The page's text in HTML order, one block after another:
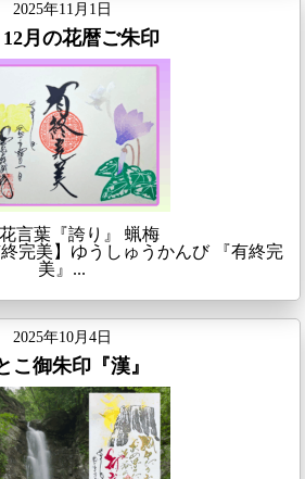
2025年11月1日
12月の花暦ご朱印
花言葉『誇り』 蝋梅
完美】ゆうしゅうかんび 『有終完
美』...
2025年10月4日
こ御朱印『漢』